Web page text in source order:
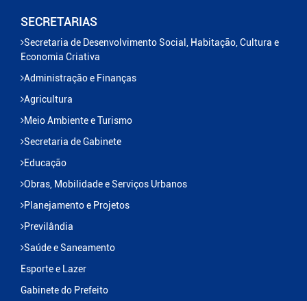
SECRETARIAS
Secretaria de Desenvolvimento Social, Habitação, Cultura e
Economia Criativa
Administração e Finanças
Agricultura
Meio Ambiente e Turismo
Secretaria de Gabinete
Educação
Obras, Mobilidade e Serviços Urbanos
Planejamento e Projetos
Previlândia
Saúde e Saneamento
Esporte e Lazer
Gabinete do Prefeito